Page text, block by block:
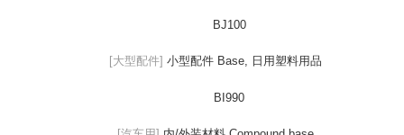
BJ100
[大型配件] 小型配件 Base, 日用塑料用品
BI990